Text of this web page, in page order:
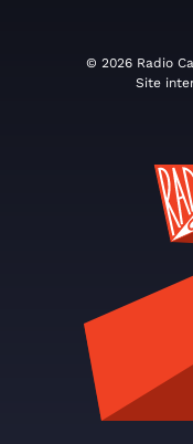
© 2026 Radio
Site